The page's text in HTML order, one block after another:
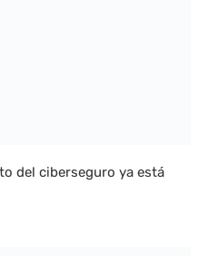
del ciberseguro ya está